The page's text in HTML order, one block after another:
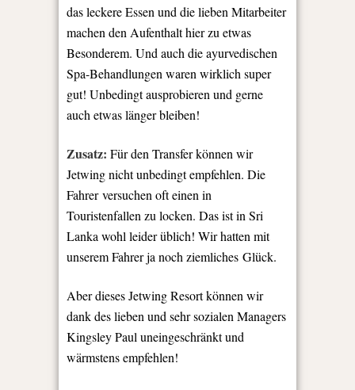
das leckere Essen und die lieben Mitarbeiter
machen den Aufenthalt hier zu etwas
Besonderem. Und auch die ayurvedischen
Spa-Behandlungen waren wirklich super
gut! Unbedingt ausprobieren und gerne
auch etwas länger bleiben!
Zusatz: Für den Transfer können wir
Jetwing nicht unbedingt empfehlen. Die
Fahrer versuchen oft einen in
Touristenfallen zu locken. Das ist in Sri
Lanka wohl leider üblich! Wir hatten mit
unserem Fahrer ja noch ziemliches Glück.
Aber dieses Jetwing Resort können wir
dank des lieben und sehr sozialen Managers
Kingsley Paul uneingeschränkt und
wärmstens empfehlen!